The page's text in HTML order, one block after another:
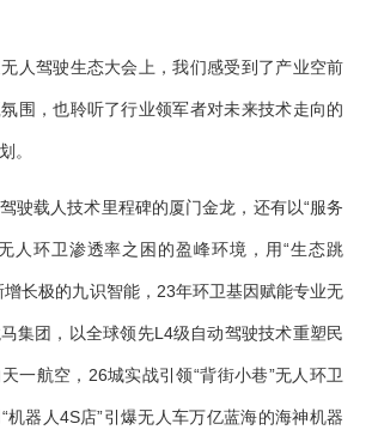
人驾驶生态大会上，我们感受到了产业空前
围，也聆听了行业领军者对未来技术走向的
。
驶载人技术里程碑的厦门金龙，还有以“服务
人环卫渗透率之困的盈峰环境，用“生态跳
增长极的九识智能，23年环卫基因赋能专业无
集团，以全球领先L4级自动驾驶技术重塑民
一航空，26城实战引领“背街小巷”无人环卫
机器人4S店”引爆无人车万亿蓝海的海神机器